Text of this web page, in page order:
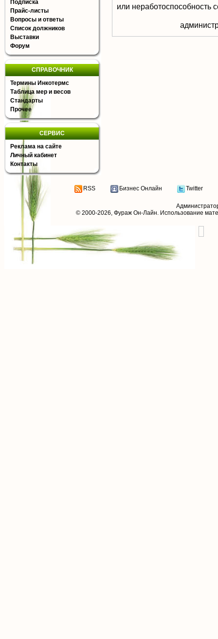
Подписка
Прайс-листы
Вопросы и ответы
Список должников
Выставки
Форум
СПРАВОЧНИК
Термины Инкотермс
Таблица мер и весов
Стандарты
Прочее
СЕРВИС
Реклама на сайте
Личный кабинет
Контакты
или неработоспособность
RSS Бизнес Онлайн Twitter
© 2000-2026, Фураж Он-Лайн. Использование